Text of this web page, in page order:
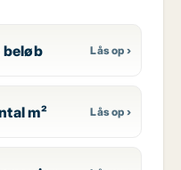
beløb
m²